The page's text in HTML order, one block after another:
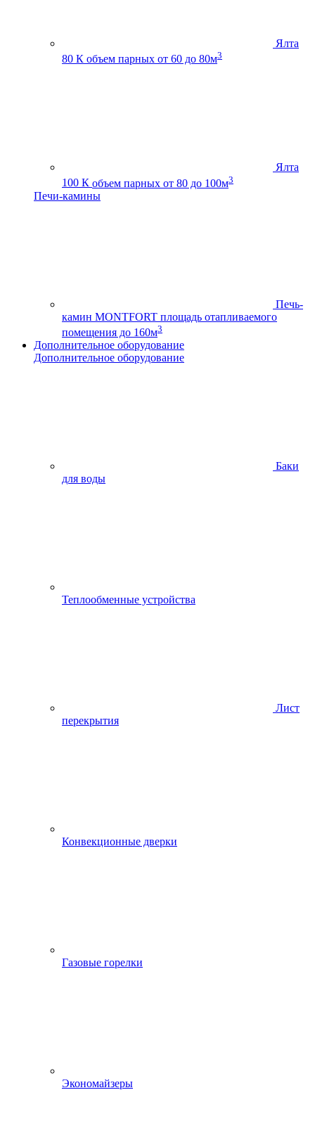
Ялта
80 К объем парных от 60 до 80м3
Ялта
100 К объем парных от 80 до 100м3
Печи-камины
Печь-
камин MONTFORT площадь отапливаемого
помещения до 160м3
Дополнительное оборудование
Дополнительное оборудование
Баки
для воды
Теплообменные устройства
Лист
перекрытия
Конвекционные дверки
Газовые горелки
Экономайзеры